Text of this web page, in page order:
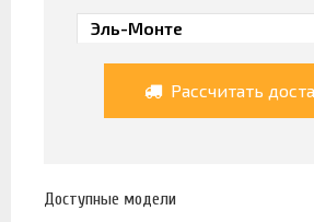
Рассчитать
Доступные модели